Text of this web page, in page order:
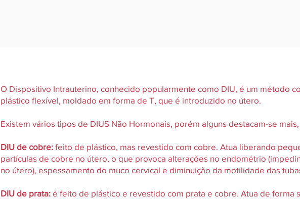
O Dispositivo Intrauterino, conhecido popularmente como DIU, é um método
plástico flexível, moldado em forma de T, que é introduzido no útero.
Existem vários tipos de DIUS Não Hormonais, porém alguns destacam-se
DIU de cobre: feito de plástico, mas revestido com cobre. Atua liberando
partículas de cobre no útero, o que provoca alterações no endométrio
no útero), espessamento do muco cervical e diminuição da motilidade das
DIU de prata: é feito de plástico e revestido com prata e cobre. Atua de forma